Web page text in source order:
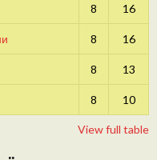
8 16
8 16
8 13
8 10
View full table